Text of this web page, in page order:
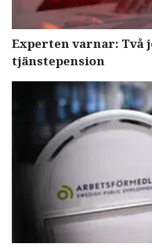
Experten varnar: Två
tjänstepension